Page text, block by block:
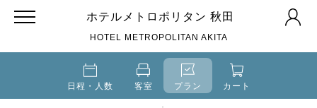
ホテルメトロポリタン 秋田
HOTEL METROPOLITAN AKITA
日程・人数 客室 プラン カート